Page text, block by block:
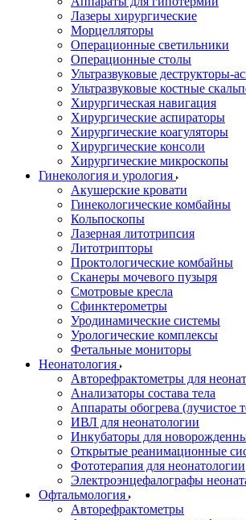
Лазеры хирургические
Морцелляторы
Операционные светильники
Операционные столы
Ультразвуковые деструкторы-
Ультразвуковые костные
Хирургическая навигация
Хирургические аспираторы
Хирургические коагуляторы
Хирургические консоли
Хирургические микроскопы
Гинекология и урология
Акушерские кровати
Гинекологические комбайны
Кольпоскопы
Лазерная литотрипсия
Литотрипторы
Проктологические комбайны
Сканеры мочевого пузыря
Смотровые кресла
Сфинктерометры
Уродинамические системы
Урологические комплексы
Фетальные мониторы
Неонатология
Авторефрактометры для
Анализаторы состава тела
Аппараты обогрева (лучистое
ИВЛ для неонатологии
Инкубаторы для
Открытые реанимационные
Фототерапия для неонатологии
Электроэнцефалографы
Офтальмология
Авторефрактометры